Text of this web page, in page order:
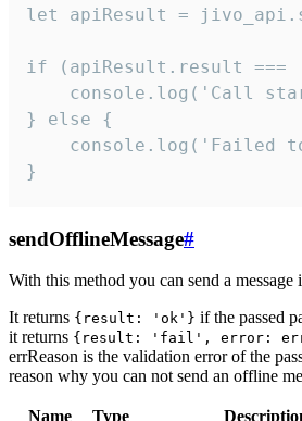
let apiResult =
if (apiResult.result
console.log('Call
} else {
console.log('Failed
}
sendOfflineMessage#
With this method you can send a
It returns {result: 'ok'} if the passed
it returns {result: 'fail', error:
errReason is the validation error of the
reason why you can not send an offline
Name Type